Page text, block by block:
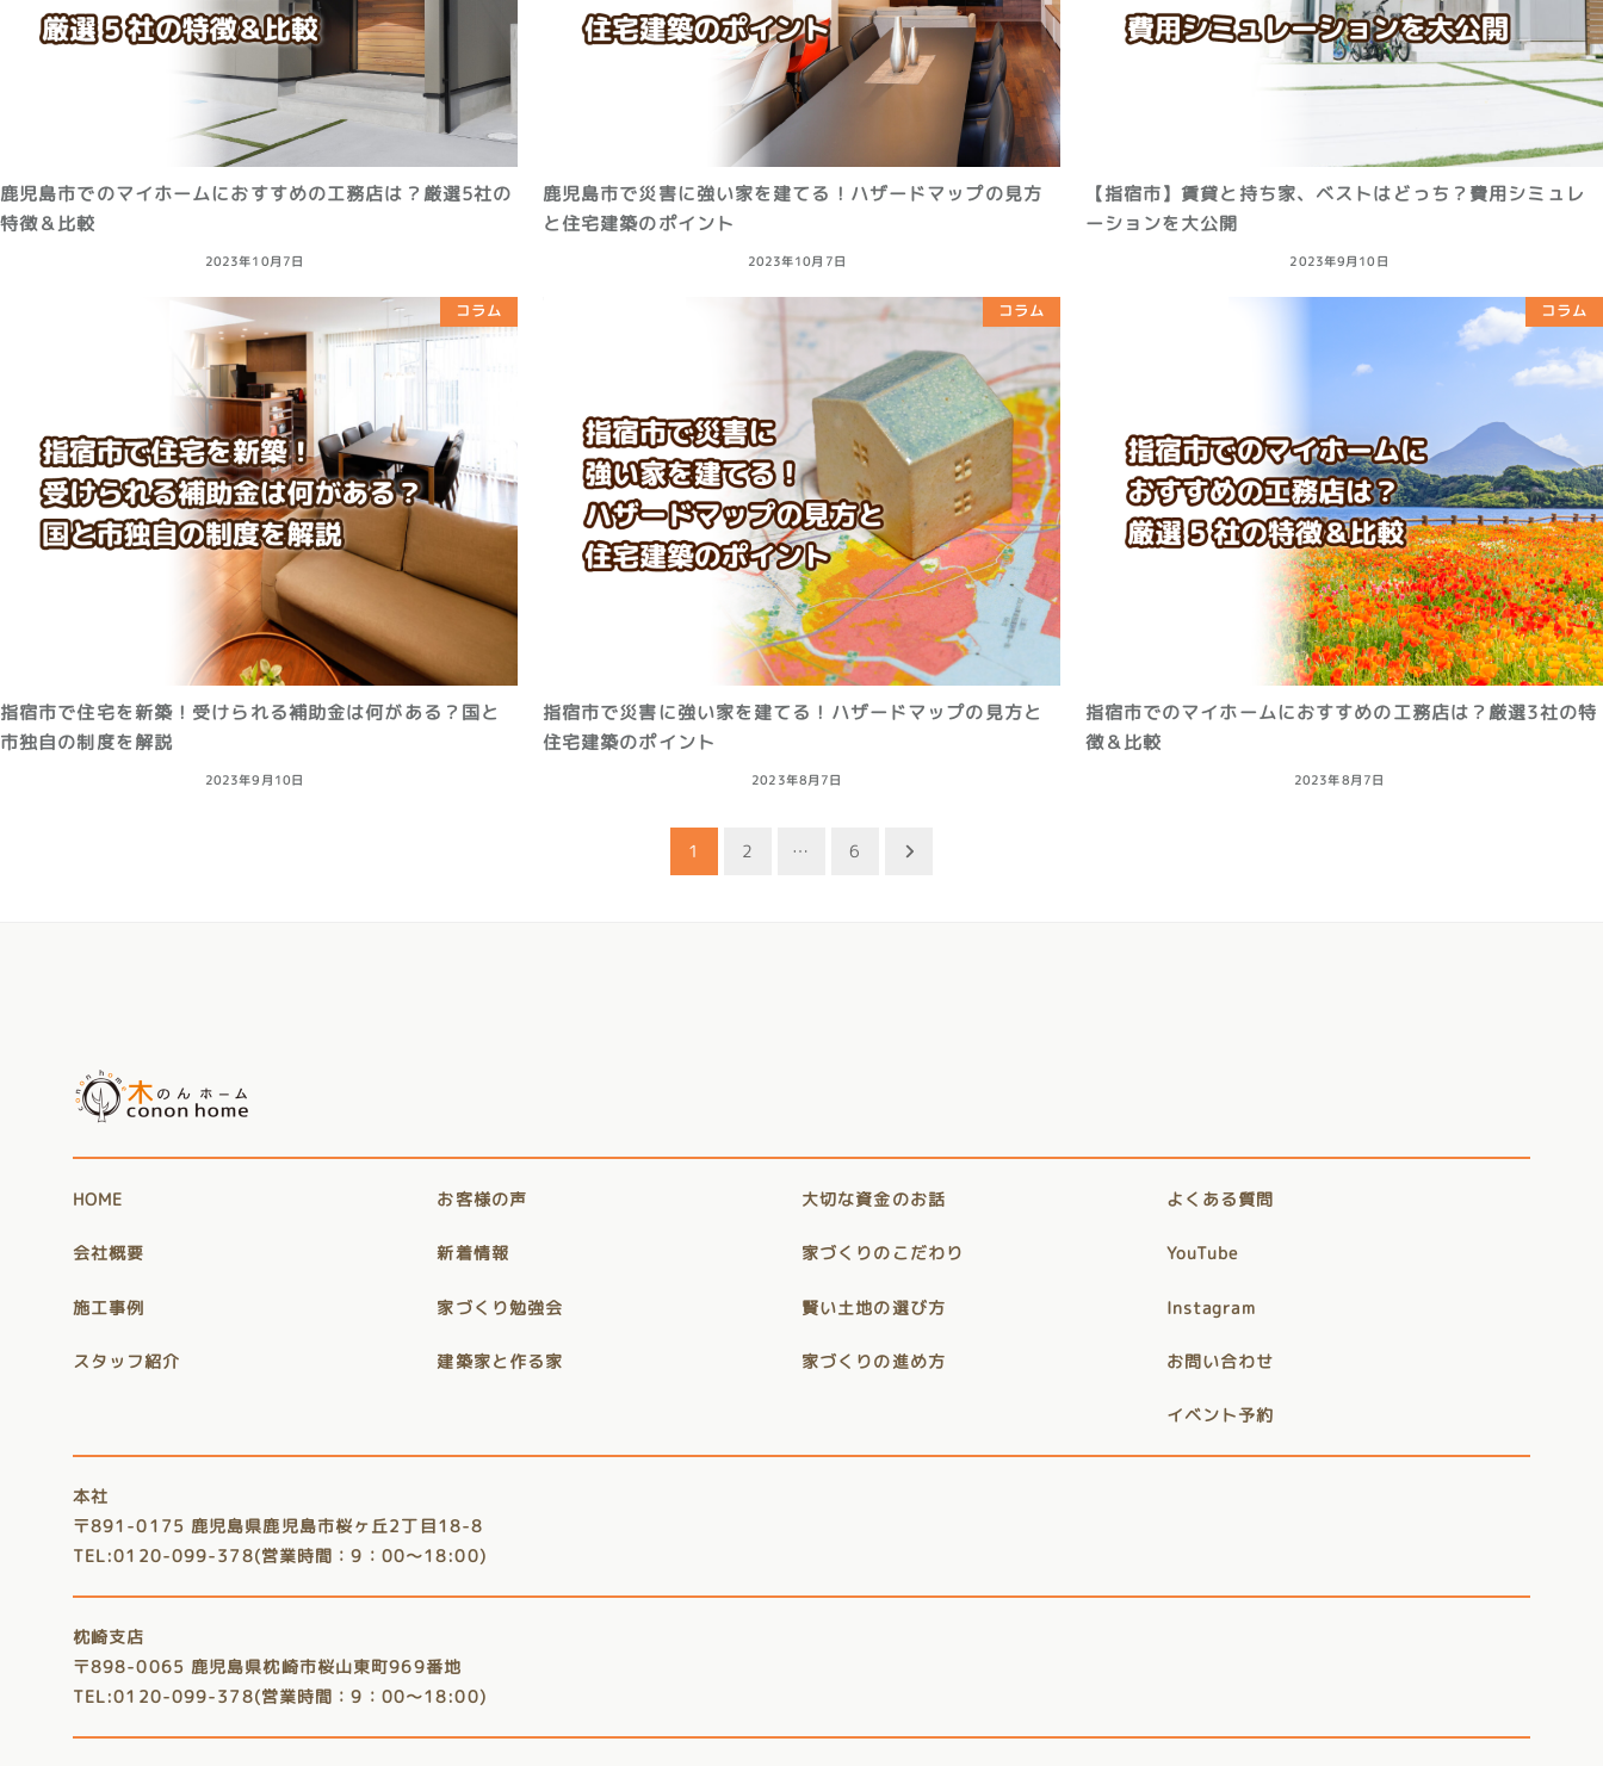
鹿児島市でのマイホームにおすすめの工務店は？厳選5社の
特徴＆比較
2023年10月7日
鹿児島市で災害に強い家を建てる！ハザードマップの見方
と住宅建築のポイント
2023年10月7日
【指宿市】賃貸と持ち家、ベストはどっち？費用シミュレ
ーションを大公開
2023年9月10日
コラム
指宿市で住宅を新築！受けられる補助金は何がある？国と
市独自の制度を解説
2023年9月10日
コラム
指宿市で災害に強い家を建てる！ハザードマップの見方と
住宅建築のポイント
2023年8月7日
コラム
指宿市でのマイホームにおすすめの工務店は？厳選3社の特
徴＆比較
2023年8月7日
1 2 … 6
HOME お客様の声 大切な資金のお話 よくある質問
会社概要 新着情報 家づくりのこだわり YouTube
施工事例 家づくり勉強会 賢い土地の選び方 Instagram
スタッフ紹介 建築家と作る家 家づくりの進め方 お問い合わせ
イベント予約
本社
〒891-0175 鹿児島県鹿児島市桜ヶ丘2丁目18-8
TEL:0120-099-378(営業時間：9：00～18:00)
枕崎支店
〒898-0065 鹿児島県枕崎市桜山東町969番地
TEL:0120-099-378(営業時間：9：00～18:00)